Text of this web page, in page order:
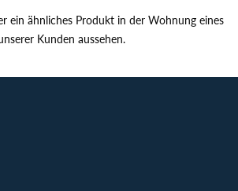
ein ähnliches Produkt in der Wohnung eines
Kunden aussehen.